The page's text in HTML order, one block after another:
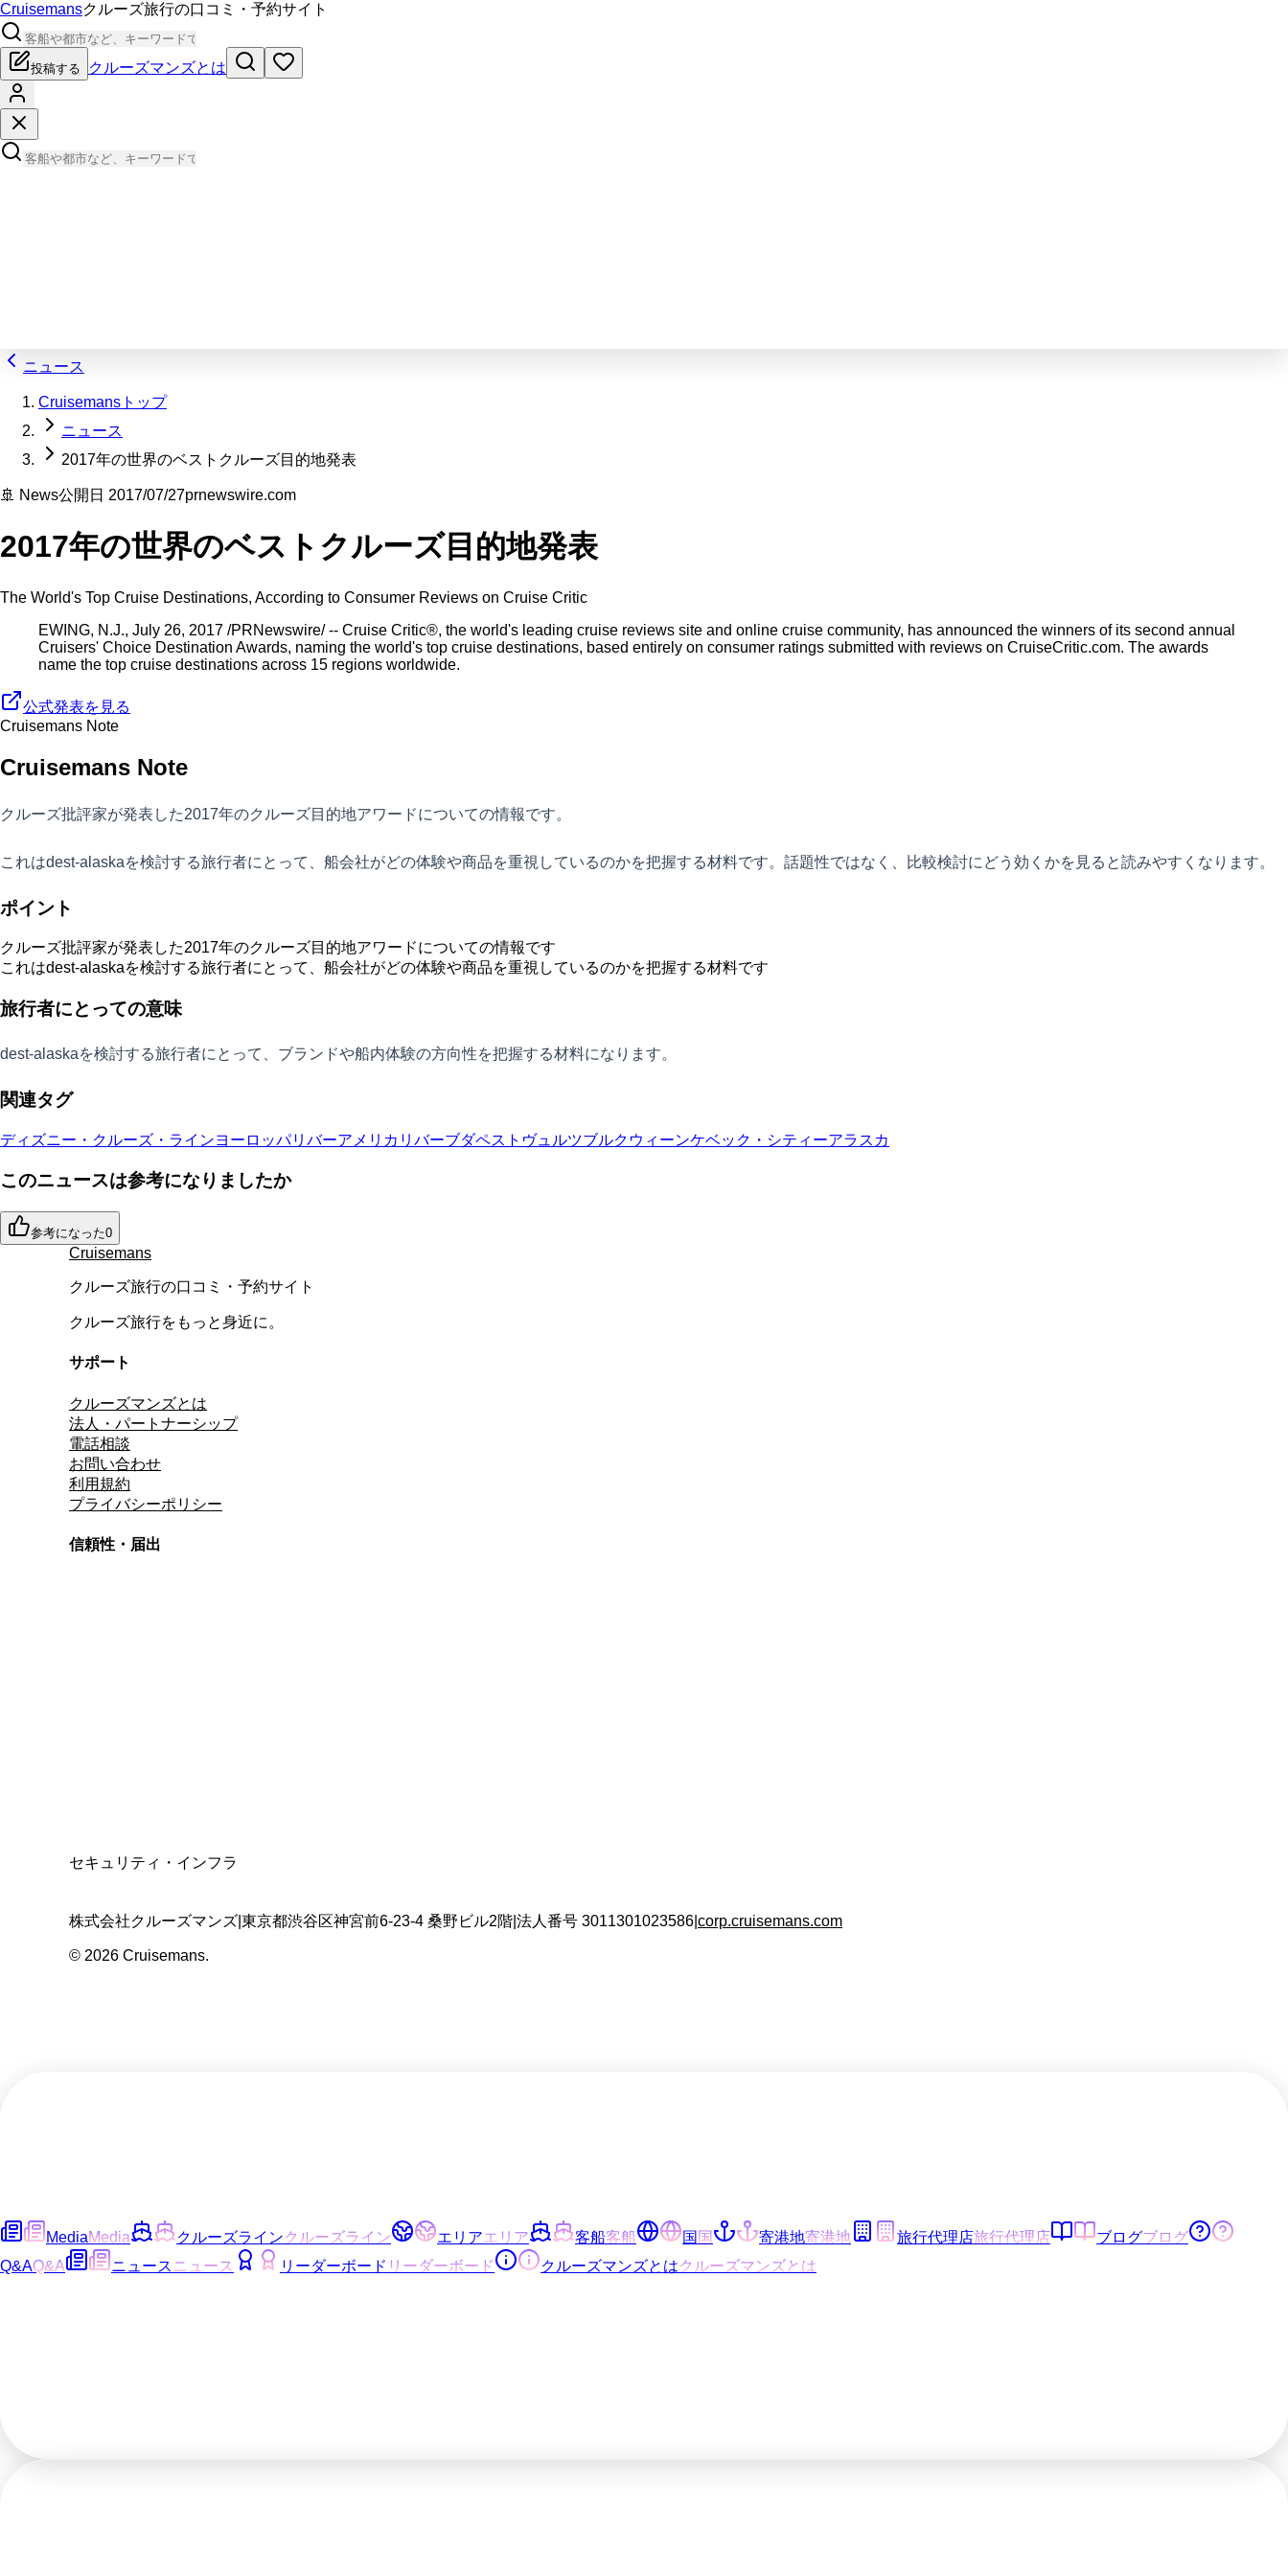
Cruisemansクルーズ旅行の口コミ・予約サイト
投稿する クルーズマンズとは
ニュース
Cruisemansトップ
ニュース
2017年の世界のベストクルーズ目的地発表
🚢 News公開日 2017/07/27prnewswire.com
2017年の世界のベストクルーズ目的地発表
The World's Top Cruise Destinations, According to Consumer Reviews on Cruise Critic
EWING, N.J., July 26, 2017 /PRNewswire/ -- Cruise Critic®, the world's leading cruise reviews site and online cruise community, has announced the winners of its second annual
Cruisers' Choice Destination Awards, naming the world's top cruise destinations, based entirely on consumer ratings submitted with reviews on CruiseCritic.com. The awards
name the top cruise destinations across 15 regions worldwide.
公式発表を見る
Cruisemans Note
Cruisemans Note
クルーズ批評家が発表した2017年のクルーズ目的地アワードについての情報です。
これはdest-alaskaを検討する旅行者にとって、船会社がどの体験や商品を重視しているのかを把握する材料です。話題性ではなく、比較検討にどう効くかを見ると読みやすくなります。
ポイント
クルーズ批評家が発表した2017年のクルーズ目的地アワードについての情報です
これはdest-alaskaを検討する旅行者にとって、船会社がどの体験や商品を重視しているのかを把握する材料です
旅行者にとっての意味
dest-alaskaを検討する旅行者にとって、ブランドや船内体験の方向性を把握する材料になります。
関連タグ
ディズニー・クルーズ・ラインヨーロッパリバーアメリカリバーブダペスト ヴュルツブルク ウィーンケベック・シティーアラスカ
このニュースは参考になりましたか
参考になった0
Cruisemans
クルーズ旅行の口コミ・予約サイト
クルーズ旅行をもっと身近に。
サポート
クルーズマンズとは
法人・パートナーシップ
電話相談
お問い合わせ
利用規約
プライバシーポリシー
信頼性・届出
セキュリティ・インフラ
株式会社クルーズマンズ 東京都渋谷区神宮前6-23-4 桑野ビル2階 法人番号 3011301023586 corp.cruisemans.com
© 2026 Cruisemans.
MediaMedia クルーズラインクルーズライン エリアエリア 客船客船 国国 寄港地寄港地 旅行代理店旅行代理店 ブログブログ
Q&AQ&A ニュース ニュース リーダーボード リーダーボード クルーズマンズとはクルーズマンズとは